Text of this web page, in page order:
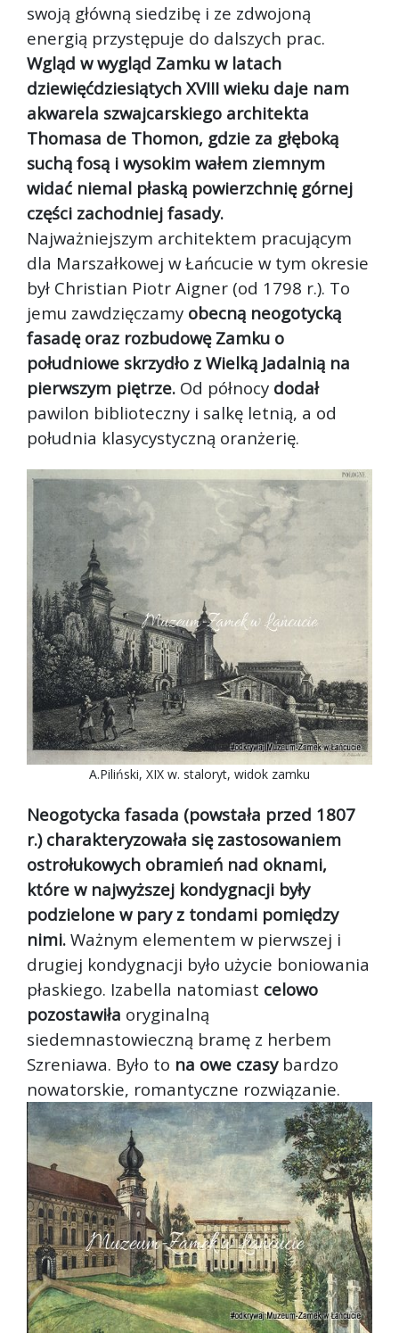
swoją główną siedzibę i ze zdwojoną
energią przystępuje do dalszych prac.
Wgląd w wygląd Zamku w latach
dziewięćdziesiątych XVIII wieku daje nam
akwarela szwajcarskiego architekta
Thomasa de Thomon, gdzie za głęboką
suchą fosą i wysokim wałem ziemnym
widać niemal płaską powierzchnię górnej
części zachodniej fasady.
Najważniejszym architektem pracującym
dla Marszałkowej w Łańcucie w tym okresie
był Christian Piotr Aigner (od 1798 r.). To
jemu zawdzięczamy obecną neogotycką
fasadę oraz rozbudowę Zamku o
południowe skrzydło z Wielką Jadalnią na
pierwszym piętrze. Od północy dodał
pawilon biblioteczny i salkę letnią, a od
południa klasycystyczną oranżerię.
A.Piliński, XIX w. staloryt, widok zamku
Neogotycka fasada (powstała przed 1807
r.) charakteryzowała się zastosowaniem
ostrołukowych obramień nad oknami,
które w najwyższej kondygnacji były
podzielone w pary z tondami pomiędzy
nimi. Ważnym elementem w pierwszej i
drugiej kondygnacji było użycie boniowania
płaskiego. Izabella natomiast celowo
pozostawiła oryginalną
siedemnastowieczną bramę z herbem
Szreniawa. Było to na owe czasybardzo
nowatorskie, romantyczne rozwiązanie.